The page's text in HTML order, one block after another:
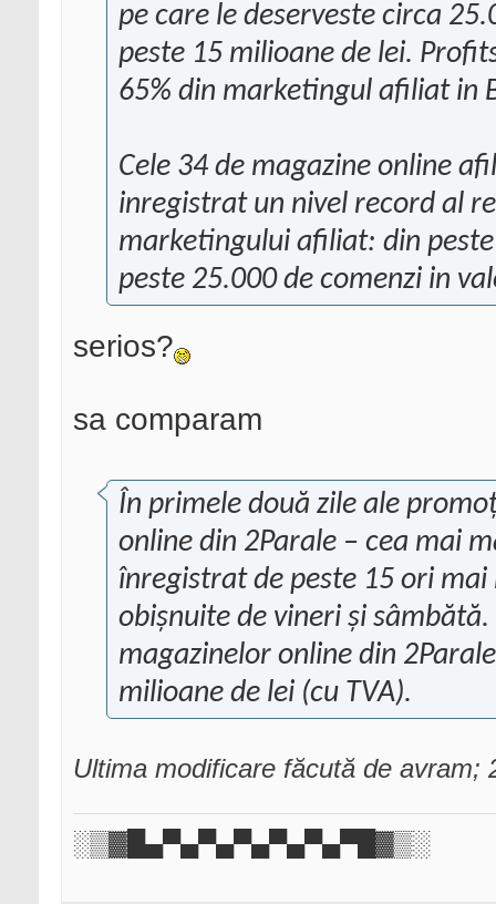
pe care le deserveste circa
peste 15 milioane de lei.
65% din marketingul afiliat in
Cele 34 de magazine online
inregistrat un nivel record al
marketingului afiliat: din
peste 25.000 de comenzi in
serios?
sa comparam
În primele două zile ale
online din 2Parale – cea mai
înregistrat de peste 15 ori
obișnuite de vineri și
magazinelor online din
milioane de lei (cu TVA).
Ultima modificare făcută de
░▒▓█▄▀▄▀▄▀▄▀▄▀▄▀█▓▒░